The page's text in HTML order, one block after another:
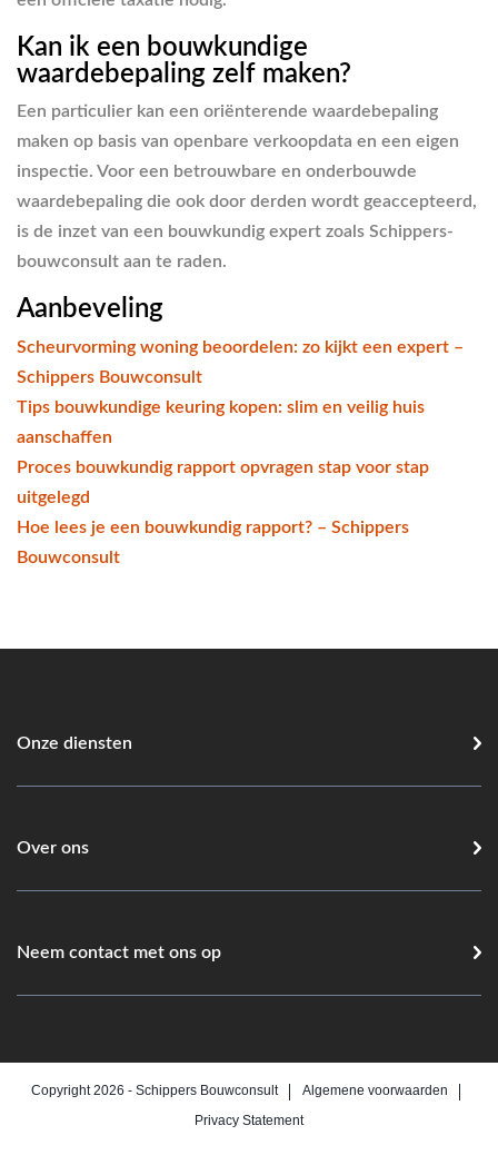
Kan ik een bouwkundige
waardebepaling zelf maken?
Een particulier kan een oriënterende waardebepaling
maken op basis van openbare verkoopdata en een eigen
inspectie. Voor een betrouwbare en onderbouwde
waardebepaling die ook door derden wordt geaccepteerd,
is de inzet van een bouwkundig expert zoals Schippers-
bouwconsult aan te raden.
Aanbeveling
Scheurvorming woning beoordelen: zo kijkt een expert –
Schippers Bouwconsult
Tips bouwkundige keuring kopen: slim en veilig huis
aanschaffen
Proces bouwkundig rapport opvragen stap voor stap
uitgelegd
Hoe lees je een bouwkundig rapport? – Schippers
Bouwconsult
Onze diensten
Over ons
Neem contact met ons op
Copyright 2026 - Schippers Bouwconsult
Algemene voorwaarden
Privacy Statement